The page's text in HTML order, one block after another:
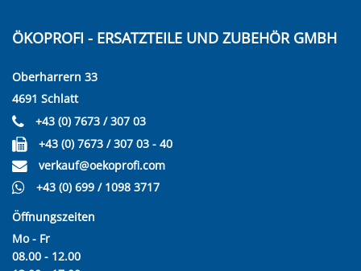
ÖKOPROFI - ERSATZTEILE UND ZUBEHÖR GMBH
Oberharrern 33
4691 Schlatt
+43 (0) 7673 / 307 03
+43 (0) 7673 / 307 03 - 40
verkauf@oekoprofi.com
+43 (0) 699 / 1098 3717
Öffnungszeiten
Mo - Fr
08.00 - 12.00